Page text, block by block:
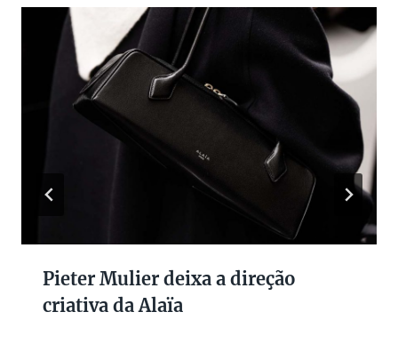
Pieter Mulier deixa a direção
criativa da Alaïa